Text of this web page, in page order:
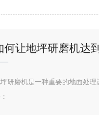
何让地坪研磨机达
研磨机是一种重要的地面处